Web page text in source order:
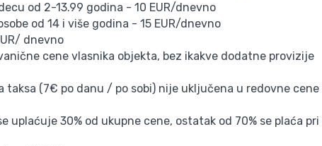
od 2-13.99 godina - 10 EUR/dnevno
od 14 i više godina - 15 EUR/dnevno
dnevno
cene vlasnika objekta, bez ikakve dodatne provizije
taksa (7€ po danu / po sobi) nije uključena u redovne cene
uplaćuje 30% od ukupne cene, ostatak od 70% se plaća